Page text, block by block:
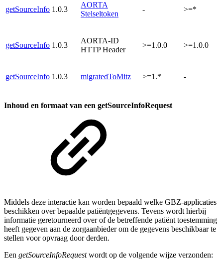
getSourceInfo 1.0.3
AORTA
Stelseltoken
- >=*
getSourceInfo 1.0.3
AORTA-ID
HTTP Header
>=1.0.0 >=1.0.0
getSourceInfo 1.0.3 migratedToMitz >=1.* -
Inhoud en formaat van een getSourceInfoRequest
Middels deze interactie kan worden bepaald welke GBZ-applicaties
beschikken over bepaalde patiëntgegevens. Tevens wordt hierbij
informatie geretourneerd over of de betreffende patiënt toestemming
heeft gegeven aan de zorgaanbieder om de gegevens beschikbaar te
stellen voor opvraag door derden.
Een getSourceInfoRequestwordt op de volgende wijze verzonden: